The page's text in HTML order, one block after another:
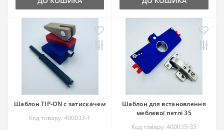
Шаблон TIP-ON с затискачем
Код товару: 400033-1
Шаблон для встановлення
меблевої петлі 35
Код товару: 400035-35